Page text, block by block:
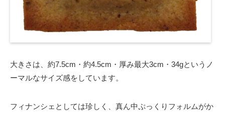
大きさは、約7.5cm・約4.5cm・厚み最大3cm・34gというノ
ーマルなサイズ感をしています。
フィナンシェとしては珍しく、真ん中ぷっくりフォルムがか